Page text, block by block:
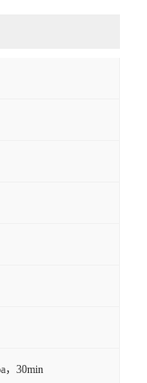
，30min